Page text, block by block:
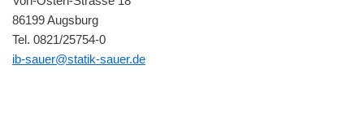
86199 Augsburg
Tel. 0821/25754-0
ib-sauer@statik-sauer.de